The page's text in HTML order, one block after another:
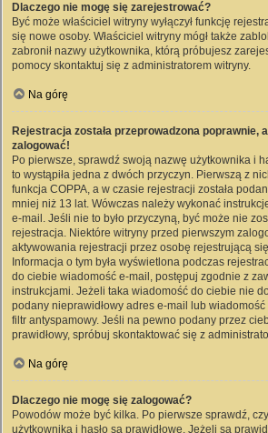
Dlaczego nie mogę się zarejestrować?
Być może właściciel witryny wyłączył funkcję
się nowe osoby. Właściciel witryny mógł także
zabronił nazwy użytkownika, którą próbujesz
pomocy skontaktuj się z administratorem witryny.
Na górę
Rejestracja została przeprowadzona poprawnie,
zalogować!
Po pierwsze, sprawdź swoją nazwę użytkownika i
to wystąpiła jedna z dwóch przyczyn. Pierwszą z
funkcja COPPA, a w czasie rejestracji została
mniej niż 13 lat. Wówczas należy wykonać
e-mail. Jeśli nie to było przyczyną, być może nie
rejestracja. Niektóre witryny przed pierwszym
aktywowania rejestracji przez osobę rejestrującą
Informacja o tym była wyświetlona podczas
do ciebie wiadomość e-mail, postępuj zgodnie z
instrukcjami. Jeżeli taka wiadomość do ciebie nie
podany nieprawidłowy adres e-mail lub wiadomość
filtr antyspamowy. Jeśli na pewno podany przez
prawidłowy, spróbuj skontaktować się z
Na górę
Dlaczego nie mogę się zalogować?
Powodów może być kilka. Po pierwsze sprawdź,
użytkownika i hasło są prawidłowe. Jeżeli są